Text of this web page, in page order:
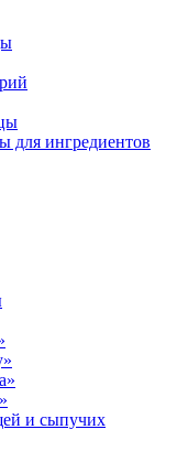
для ингредиентов
и сыпучих